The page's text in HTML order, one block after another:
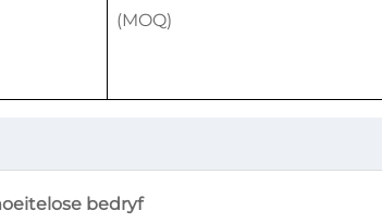
(MOQ)
bedryf